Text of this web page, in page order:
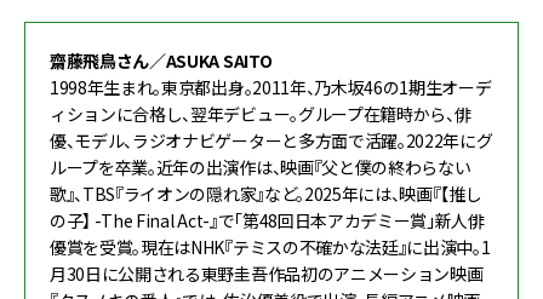
齋藤飛鳥さん／ASUKA SAITO
1998年生まれ。東京都出身。2011年、乃木坂46の1期生オーデ
ィションに合格し、翌年デビュー。グループ在籍時から、俳
優、モデル、ラジオナビゲーターと多方面で活躍。2022年にグ
ループを卒業。近年の出演作は、映画『父と僕の終わらない
歌』、TBS『ライオンの隠れ家』など。2025年には、映画『【推し
の子】 -The Final Act-』で「第48回日本アカデミー賞」新人俳
優賞を受賞。現在はNHK『テミスの不確かな法廷』に出演中。1
月30日に公開される東野圭吾作品初のアニメーション映画